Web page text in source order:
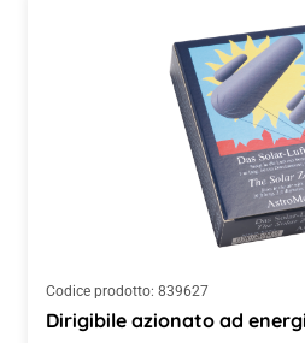
Codice prodotto: 839627
Dirigibile azionato ad